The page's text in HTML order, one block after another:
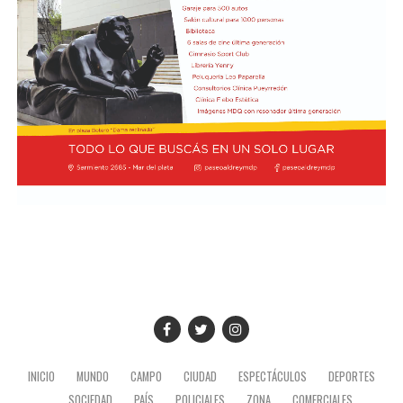
INICIO MUNDO CAMPO CIUDAD ESPECTÁCULOS
DEPORTES